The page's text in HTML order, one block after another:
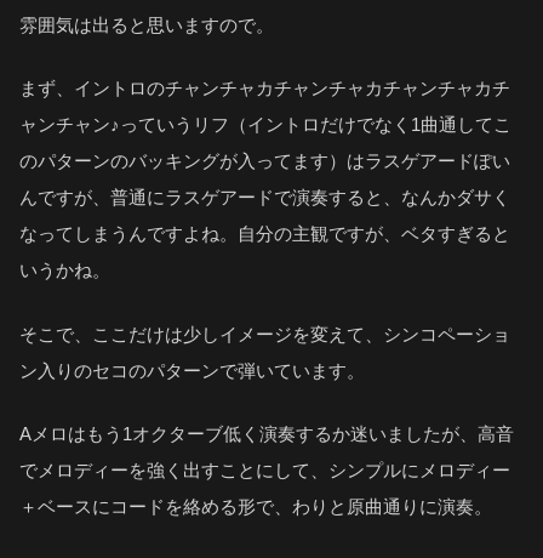
雰囲気は出ると思いますので。
まず、イントロのチャンチャカチャンチャカチャンチャカチ
ャンチャン♪っていうリフ（イントロだけでなく1曲通してこ
のパターンのバッキングが入ってます）はラスゲアードぽい
んですが、普通にラスゲアードで演奏すると、なんかダサく
なってしまうんですよね。自分の主観ですが、ベタすぎると
いうかね。
そこで、ここだけは少しイメージを変えて、シンコペーショ
ン入りのセコのパターンで弾いています。
Aメロはもう1オクターブ低く演奏するか迷いましたが、高音
でメロディーを強く出すことにして、シンプルにメロディー
＋ベースにコードを絡める形で、わりと原曲通りに演奏。